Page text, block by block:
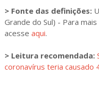
> Fonte das definições:
Grande do Sul) - Para
acesse aqui.
> Leitura recomendada:
coronavírus teria causado